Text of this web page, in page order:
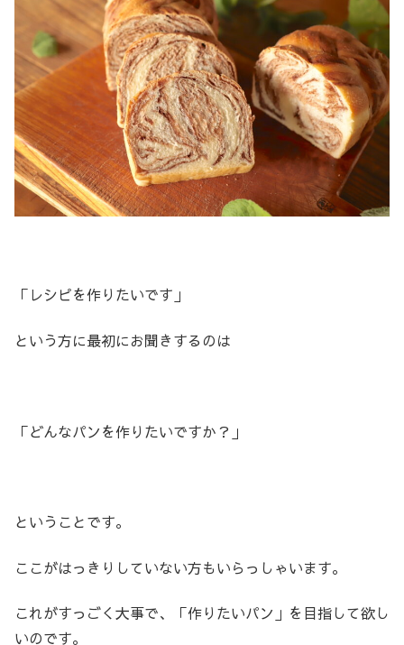
「レシピを作りたいです」
という方に最初にお聞きするのは
「どんなパンを作りたいですか？」
ということです。
ここがはっきりしていない方もいらっしゃいます。
これがすっごく大事で、「作りたいパン」を目指して欲し
いのです。